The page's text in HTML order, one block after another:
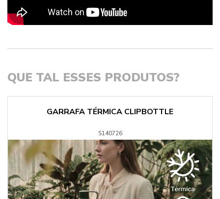
QUE TAL ESSES PRODUTOS?
GARRAFA TÉRMICA CLIPBOTTLE
S140726